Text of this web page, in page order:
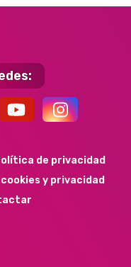
de privacidad
y privacidad